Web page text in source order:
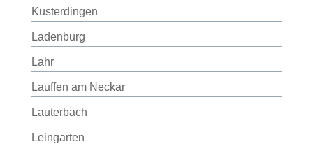
Kusterdingen
Ladenburg
Lahr
Lauffen am Neckar
Lauterbach
Leingarten